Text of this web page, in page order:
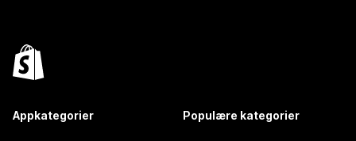
Appkategorier Populære kategorier